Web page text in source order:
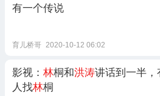
有一个传说
育儿桥哥 2020-10-12 06:02
影视： 林桐和洪涛讲话到一半，
人找林桐